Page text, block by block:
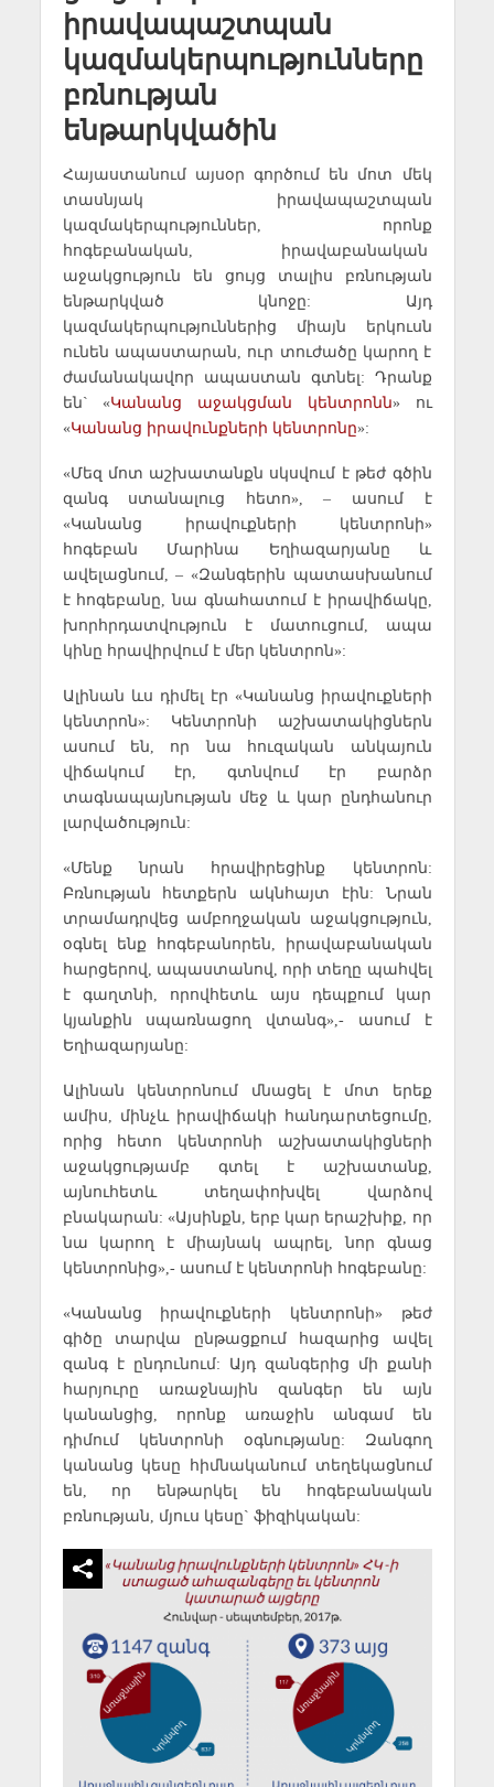
իրավապաշտպան
կազմակերպությունները
բռնության
ենթարկվածին
Հայաստանում այսօր գործում են մոտ մեկ
տասնյակ իրավապաշտպան
կազմակերպություններ, որոնք
հոգեբանական, իրավաբանական
աջակցություն են ցույց տալիս բռնության
ենթարկված կնոջը: Այդ
կազմակերպություններից միայն երկուսն
ունեն ապաստարան, ուր տուժածը կարող է
ժամանակավոր ապաստան գտնել: Դրանք
են` «Կանանց աջակցման կենտրոնն» ու
«Կանանց իրավունքների կենտրոնը»:
«Մեզ մոտ աշխատանքն սկսվում է թեժ գծին
զանգ ստանալուց հետո», – ասում է
«Կանանց իրավուքների կենտրոնի»
հոգեբան Մարինա Եղիազարյանը և
ավելացնում, – «Զանգերին պատասխանում
է հոգեբանը, նա գնահատում է իրավիճակը,
խորհրդատվություն է մատուցում, ապա
կինը հրավիրվում է մեր կենտրոն»:
Ալինան ևս դիմել էր «Կանանց իրավուքների
կենտրոն»: Կենտրոնի աշխատակիցներն
ասում են, որ նա հուզական անկայուն
վիճակում էր, գտնվում էր բարձր
տագնապայնության մեջ և կար ընդհանուր
լարվածություն:
«Մենք նրան հրավիրեցինք կենտրոն:
Բռնության հետքերն ակնհայտ էին: Նրան
տրամադրվեց ամբողջական աջակցություն,
օգնել ենք հոգեբանորեն, իրավաբանական
հարցերով, ապաստանով, որի տեղը պահվել
է գաղտնի, որովհետև այս դեպքում կար
կյանքին սպառնացող վտանգ»,- ասում է
Եղիազարյանը:
Ալինան կենտրոնում մնացել է մոտ երեք
ամիս, մինչև իրավիճակի հանդարտեցումը,
որից հետո կենտրոնի աշխատակիցների
աջակցությամբ գտել է աշխատանք,
այնուհետև տեղափոխվել վարձով
բնակարան: «Այսինքն, երբ կար երաշխիք, որ
նա կարող է միայնակ ապրել, նոր գնաց
կենտրոնից»,- ասում է կենտրոնի հոգեբանը:
«Կանանց իրավուքների կենտրոնի» թեժ
գիծը տարվա ընթացքում հազարից ավել
զանգ է ընդունում: Այդ զանգերից մի քանի
հարյուրը առաջնային զանգեր են այն
կանանցից, որոնք առաջին անգամ են
դիմում կենտրոնի օգնությանը: Զանգող
կանանց կեսը հիմնականում տեղեկացնում
են, որ ենթարկել են հոգեբանական
բռնության, մյուս կեսը` ֆիզիկական: